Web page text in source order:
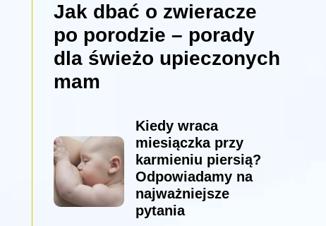
Jak dbać o zwieracze
po porodzie – porady
dla świeżo upieczonych
mam
Kiedy wraca
miesiączka przy
karmieniu piersią?
Odpowiadamy na
najważniejsze
pytania